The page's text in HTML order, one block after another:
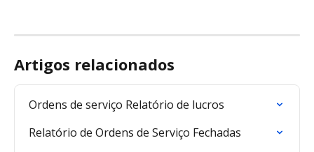
Artigos relacionados
Ordens de serviço Relatório de lucros
Relatório de Ordens de Serviço Fechadas